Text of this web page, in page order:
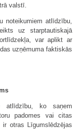
valstī.
noteikumiem atlīdzību,
uz starptautiskajā
var aplikt ar
uzņēmuma faktiskās
atlīdzību, ko saņem
padomes vai citas
otras Līgumslēdzējas